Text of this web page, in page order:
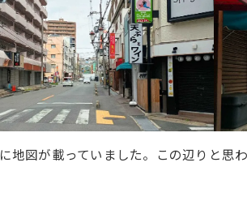
に地図が載っていました。この辺りと思